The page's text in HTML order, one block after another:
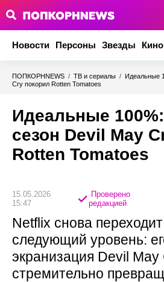
Новости Персоны Звезды Кино
ПОПКОРНNEWS / ТВ и сериалы / Идеальные
Cry покорил Rotten Tomatoes
Идеальные
сезон Devil May
Rotten Tomatoes
15.05.2026
15:47
Проверено
редакцией
Netflix снова
следующий уровень:
экранизация Devil May
стремительно